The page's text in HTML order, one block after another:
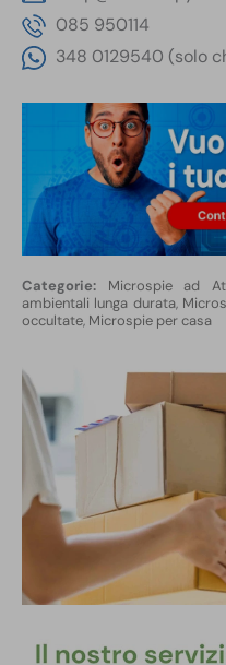
085 950114
348 0129540 (solo
Microspie ad
ambientali lunga durata,
occultate, Microspie per casa